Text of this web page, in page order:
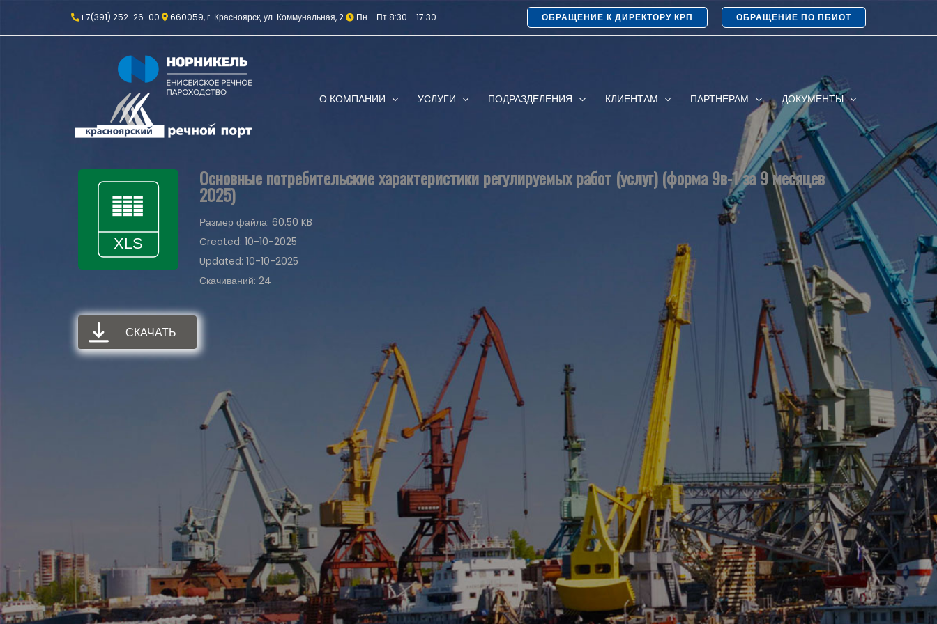
+7(391) 252-26-00 660059, г. Красноярск, ул. Коммунальная, 2 Пн - Пт 8:30 - 17:30 ОБРАЩЕНИЕ К ДИРЕКТОРУ КРП ОБРАЩЕНИЕ ПО ПБИОТ
О КОМПАНИИ УСЛУГИ ПОДРАЗДЕЛЕНИЯ КЛИЕНТАМ ПАРТНЕРАМ ДОКУМЕНТЫ
Основные потребительские характеристики регулируемых работ (услуг) (форма 9в-1 за 9 месяцев
2025)
Размер файла: 60.50 KB
Created: 10-10-2025
Updated: 10-10-2025
Скачиваний: 24
СКАЧАТЬ